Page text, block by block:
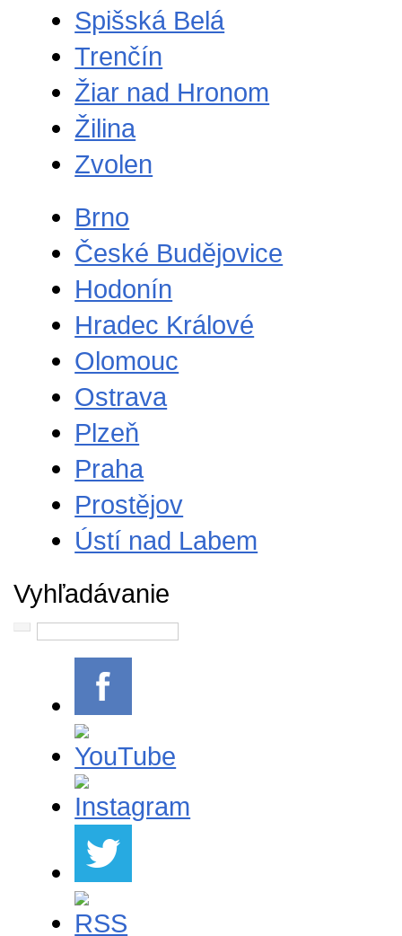
Spišská Belá
Trenčín
Žiar nad Hronom
Žilina
Zvolen
Brno
České Budějovice
Hodonín
Hradec Králové
Olomouc
Ostrava
Plzeň
Praha
Prostějov
Ústí nad Labem
Vyhľadávanie